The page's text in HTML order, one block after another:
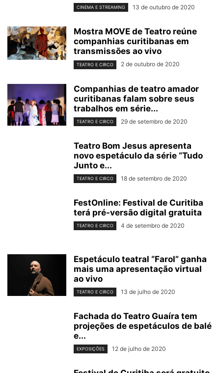
CINEMA E STREAMING 13 de outubro de 2020
Mostra MOVE de Teatro reúne
companhias curitibanas em
transmissões ao vivo
TEATRO E CIRCO 2 de outubro de 2020
Companhias de teatro amador
curitibanas falam sobre seus
trabalhos em série...
TEATRO E CIRCO 29 de setembro de 2020
Teatro Bom Jesus apresenta
novo espetáculo da série “Tudo
Junto e...
TEATRO E CIRCO 18 de setembro de 2020
FestOnline: Festival de Curitiba
terá pré-versão digital gratuita
TEATRO E CIRCO 4 de setembro de 2020
Espetáculo teatral “Farol” ganha
mais uma apresentação virtual
ao vivo
TEATRO E CIRCO 13 de julho de 2020
Fachada do Teatro Guaíra tem
projeções de espetáculos de balé
e...
EXPOSIÇÕES 12 de julho de 2020